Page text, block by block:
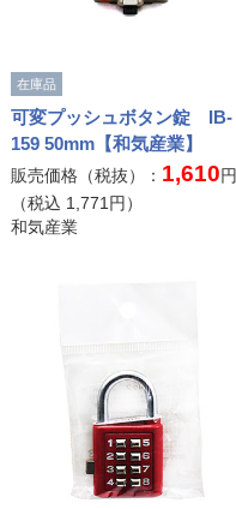
在庫品
可変プッシュボタン錠 IB-
159 50mm【和気産業】
販売価格（税抜）： 1,610円
（税込 1,771円）
和気産業